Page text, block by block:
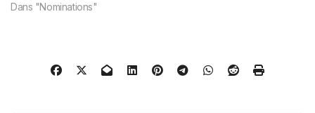
Dans "Nominations"